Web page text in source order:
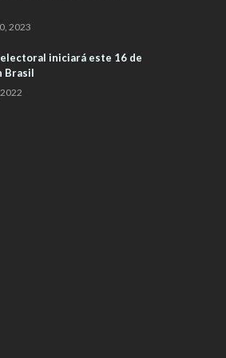
2023
electoral iniciará este 16 de
Brasil